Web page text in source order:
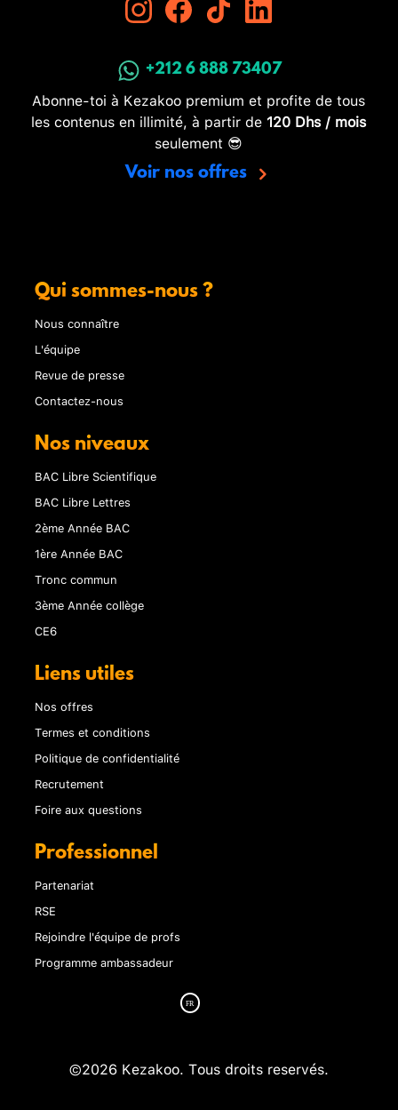
+212 6 888 73407
Abonne-toi à Kezakoo premium et profite de tous
les contenus en illimité, à partir de 120 Dhs / mois
seulement 😎
Voir nos offres
Qui sommes-nous ?
Nous connaître
L'équipe
Revue de presse
Contactez-nous
Nos niveaux
BAC Libre Scientifique
BAC Libre Lettres
2ème Année BAC
1ère Année BAC
Tronc commun
3ème Année collège
CE6
Liens utiles
Nos offres
Termes et conditions
Politique de confidentialité
Recrutement
Foire aux questions
Professionnel
Partenariat
RSE
Rejoindre l'équipe de profs
Programme ambassadeur
©2026 Kezakoo. Tous droits reservés.